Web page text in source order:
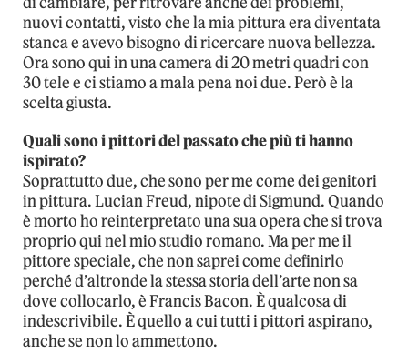
nuovi contatti, visto che la mia pittura era diventata
stanca e avevo bisogno di ricercare nuova bellezza.
Ora sono qui in una camera di 20 metri quadri con
30 tele e ci stiamo a mala pena noi due. Però è la
scelta giusta.
Quali sono i pittori del passato che più ti hanno
ispirato?
Soprattutto due, che sono per me come dei genitori
in pittura. Lucian Freud, nipote di Sigmund. Quando
è morto ho reinterpretato una sua opera che si trova
proprio qui nel mio studio romano. Ma per me il
pittore speciale, che non saprei come definirlo
perché d’altronde la stessa storia dell’arte non sa
dove collocarlo, è Francis Bacon. È qualcosa di
indescrivibile. È quello a cui tutti i pittori aspirano,
anche se non lo ammettono.